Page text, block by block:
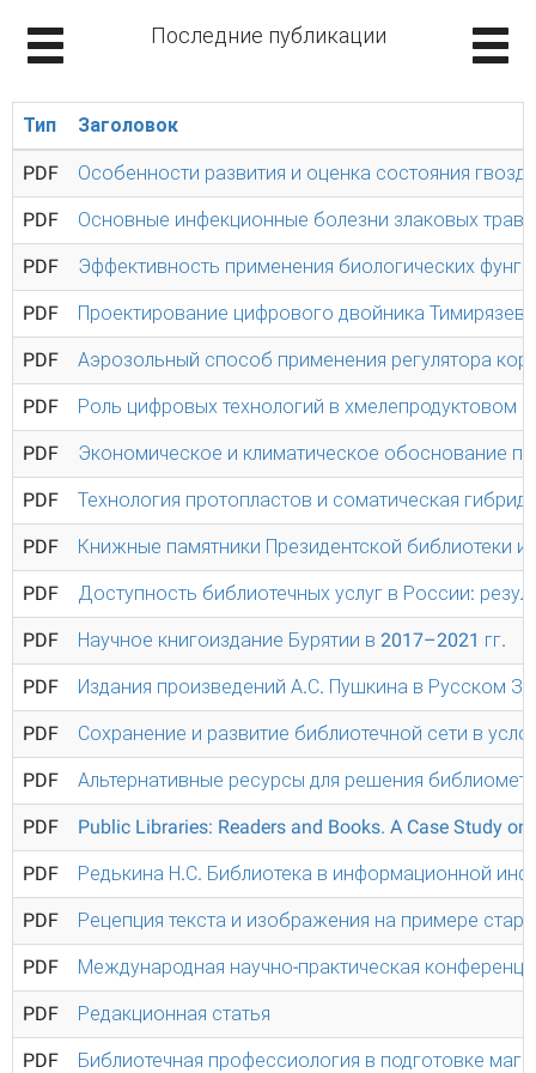
Последние публикации
Тип Заголовок
PDF Особенности развития и оценка состояния
PDF Основные инфекционные болезни злаковых
PDF Эффективность применения биологических
PDF Проектирование цифрового двойника
PDF Аэрозольный способ применения регулятора
PDF Роль цифровых технологий в хмелепродуктовом
PDF Экономическое и климатическое обоснование
PDF Технология протопластов и соматическая
PDF Книжные памятники Президентской библиотеки
PDF Доступность библиотечных услуг в России:
PDF Научное книгоиздание Бурятии в 2017–2021 гг.
PDF Издания произведений А.С. Пушкина в Русском
PDF Сохранение и развитие библиотечной сети в
PDF Альтернативные ресурсы для решения
PDF Public Libraries: Readers and Books. A Case Study
PDF Редькина Н.С. Библиотека в информационной
PDF Рецепция текста и изображения на примере
PDF Международная научно-практическая
PDF Редакционная статья
PDF Библиотечная профессиология в подготовке